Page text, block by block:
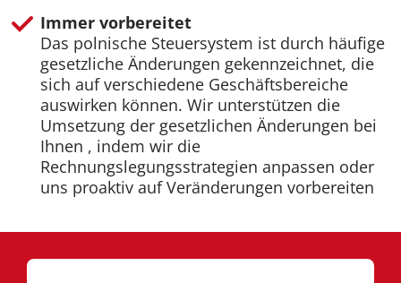
Immer vorbereitet
Das polnische Steuersystem ist durch häufige
gesetzliche Änderungen gekennzeichnet, die
sich auf verschiedene Geschäftsbereiche
auswirken können. Wir unterstützen die
Umsetzung der gesetzlichen Änderungen bei
Ihnen , indem wir die
Rechnungslegungsstrategien anpassen oder
uns proaktiv auf Veränderungen vorbereiten